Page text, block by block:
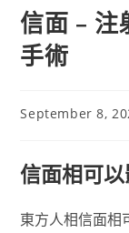
信面 – 注
手術
September 8,
信面相可
東方人相信面相